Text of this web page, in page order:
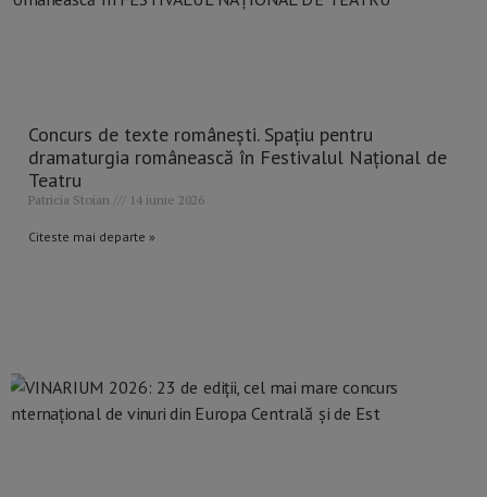
Concurs de texte românești. Spațiu pentru
dramaturgia românească în Festivalul Național de
Teatru
Patricia Stoian 14 iunie 2026
Citeste mai departe »